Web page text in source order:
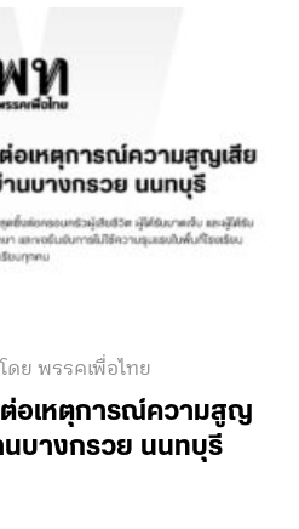
โดย พรรคเพื่อไทย
ต่อเหตุการณ์ความสูญ
นบางกรวย นนทบุรี